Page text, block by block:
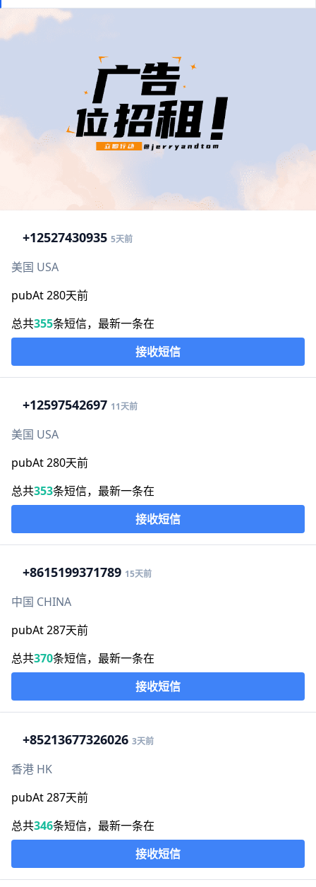
+12527430935 5天前
美国 USA
pubAt 280天前
总共355条短信，最新一条在
接收短信
+12597542697 11天前
美国 USA
pubAt 280天前
总共353条短信，最新一条在
接收短信
+8615199371789 15天前
中国 CHINA
pubAt 287天前
总共370条短信，最新一条在
接收短信
+85213677326026 3天前
香港 HK
pubAt 287天前
总共346条短信，最新一条在
接收短信